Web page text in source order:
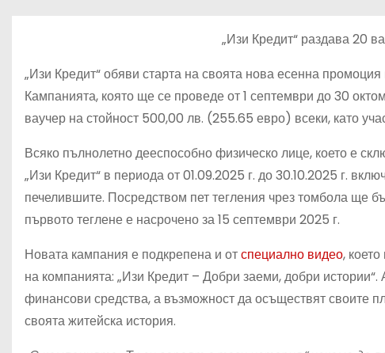
„Изи Кредит“ раздава 20
„Изи Кредит“ обяви старта на своята нова есенна
Кампанията, която ще се проведе от 1 септември до 30
ваучер на стойност 500,00 лв. (255.65 евро) всеки, като
Всяко пълнолетно дееспособно физическо лице, което е
„Изи Кредит“ в периода от 01.09.2025 г. до 30.10.2025 г.
печелившите. Посредством пет тегления чрез томбола ще
първото теглене е насрочено за 15 септември 2025 г.
Новата кампания е подкрепена и отспециално видео,
на компанията: „Изи Кредит – Добри заеми, добри
финансови средства, а възможност да осъществят своите
своята житейска история.